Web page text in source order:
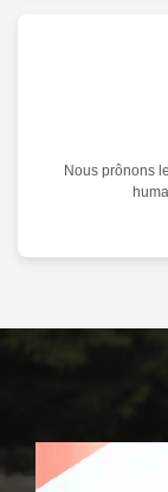
Nous prônons